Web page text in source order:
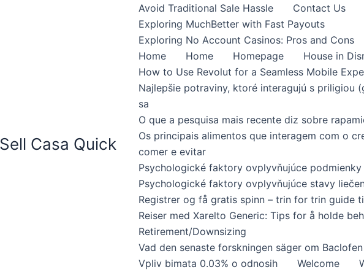
Sell Casa Quick
Avoid Traditional Sale Hassle
Contact Us
Exploring MuchBetter with Fast Payouts
Exploring No Account Casinos: Pros and Cons
Home
Home Homepage House in
How to Use Revolut for a Seamless Mobile
Najlepšie potraviny, ktoré interagujú s priligiou
sa
O que a pesquisa mais recente diz sobre
Os principais alimentos que interagem com o
comer e evitar
Psychologické faktory ovplyvňujúce podmienky
Psychologické faktory ovplyvňujúce stavy
Registrer og få gratis spinn – trin for trin guide
Reiser med Xarelto Generic: Tips for å holde
Retirement/Downsizing
Vad den senaste forskningen säger om
Vpliv bimata 0.03% o odnosih
Welcome